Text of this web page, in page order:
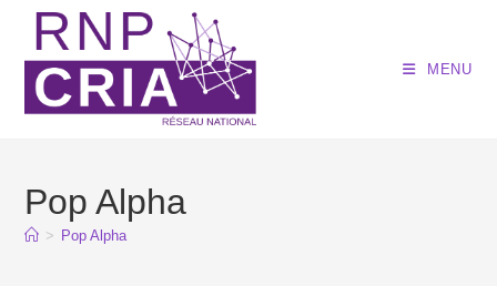
MENU
Pop Alpha
> Pop Alpha